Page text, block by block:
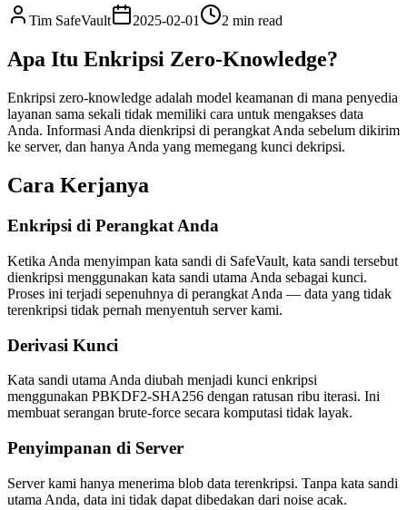
Tim SafeVault 2025-02-01 2 min read
Apa Itu Enkripsi Zero-Knowledge?
Enkripsi zero-knowledge adalah model keamanan di mana penyedia
layanan sama sekali tidak memiliki cara untuk mengakses data
Anda. Informasi Anda dienkripsi di perangkat Anda sebelum dikirim
ke server, dan hanya Anda yang memegang kunci dekripsi.
Cara Kerjanya
Enkripsi di Perangkat Anda
Ketika Anda menyimpan kata sandi di SafeVault, kata sandi tersebut
dienkripsi menggunakan kata sandi utama Anda sebagai kunci.
Proses ini terjadi sepenuhnya di perangkat Anda — data yang tidak
terenkripsi tidak pernah menyentuh server kami.
Derivasi Kunci
Kata sandi utama Anda diubah menjadi kunci enkripsi
menggunakan PBKDF2-SHA256 dengan ratusan ribu iterasi. Ini
membuat serangan brute-force secara komputasi tidak layak.
Penyimpanan di Server
Server kami hanya menerima blob data terenkripsi. Tanpa kata sandi
utama Anda, data ini tidak dapat dibedakan dari noise acak.